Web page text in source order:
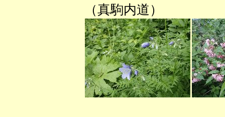
（真駒内道） ツ